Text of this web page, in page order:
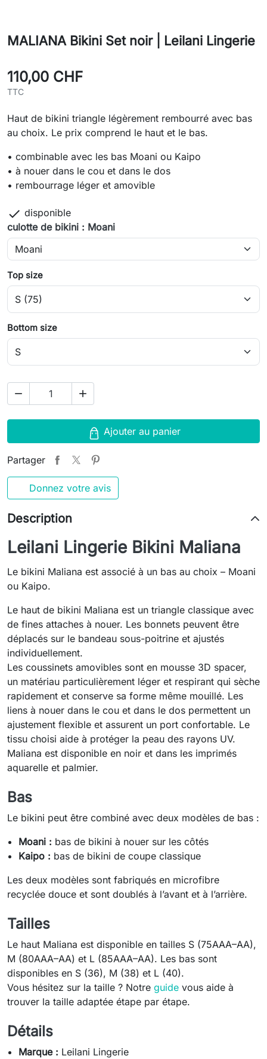
MALIANA Bikini Set noir | Leilani Lingerie
110,00 CHF
TTC
Haut de bikini triangle légèrement rembourré avec bas
au choix. Le prix comprend le haut et le bas.
• combinable avec les bas Moani ou Kaipo
• à nouer dans le cou et dans le dos
• rembourrage léger et amovible
 disponible
culotte de bikini : Moani
Top size
Bottom size
remove add
Ajouter au panier
Partager
Donnez votre avis
Description
Leilani Lingerie Bikini Maliana
Le bikini Maliana est associé à un bas au choix – Moani
ou Kaipo.
Le haut de bikini Maliana est un triangle classique avec
de fines attaches à nouer. Les bonnets peuvent être
déplacés sur le bandeau sous-poitrine et ajustés
individuellement.
Les coussinets amovibles sont en mousse 3D spacer,
un matériau particulièrement léger et respirant qui sèche
rapidement et conserve sa forme même mouillé. Les
liens à nouer dans le cou et dans le dos permettent un
ajustement flexible et assurent un port confortable. Le
tissu choisi aide à protéger la peau des rayons UV.
Maliana est disponible en noir et dans les imprimés
aquarelle et palmier.
Bas
Le bikini peut être combiné avec deux modèles de bas :
Moani : bas de bikini à nouer sur les côtés
Kaipo : bas de bikini de coupe classique
Les deux modèles sont fabriqués en microfibre
recyclée douce et sont doublés à l’avant et à l’arrière.
Tailles
Le haut Maliana est disponible en tailles S (75AAA–AA),
M (80AAA–AA) et L (85AAA–AA). Les bas sont
disponibles en S (36), M (38) et L (40).
Vous hésitez sur la taille ? Notre guide vous aide à
trouver la taille adaptée étape par étape.
Détails
Marque : Leilani Lingerie